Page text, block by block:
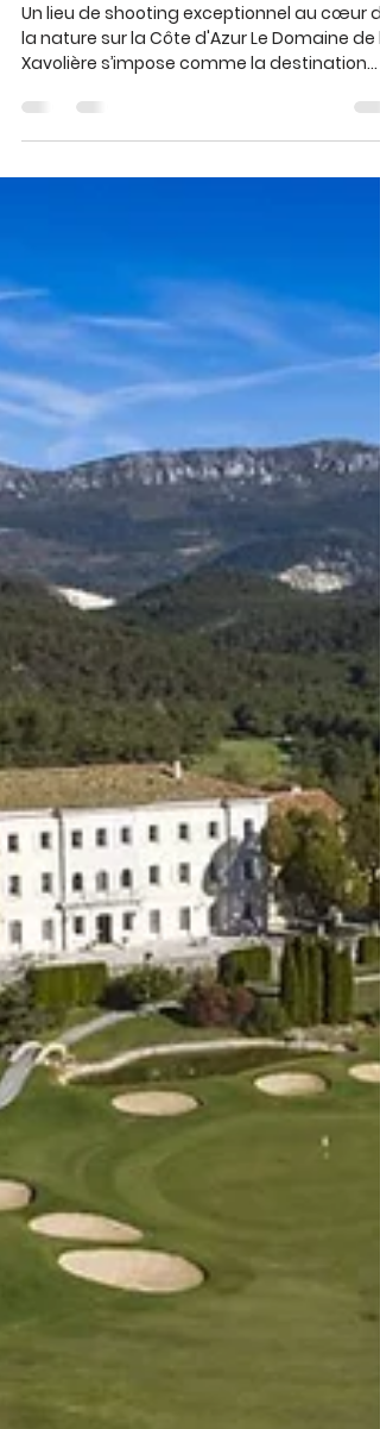
Olivier
24 juin 2025
4 min de lecture
Shooting photo au
Domaine de la Xavolière :
un écrin de nature
Un lieu de shooting exceptionnel au cœur de
la nature sur la Côte d'Azur Le Domaine de
Xavolière s’impose comme la destination